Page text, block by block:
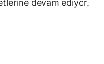
devam ediyor.